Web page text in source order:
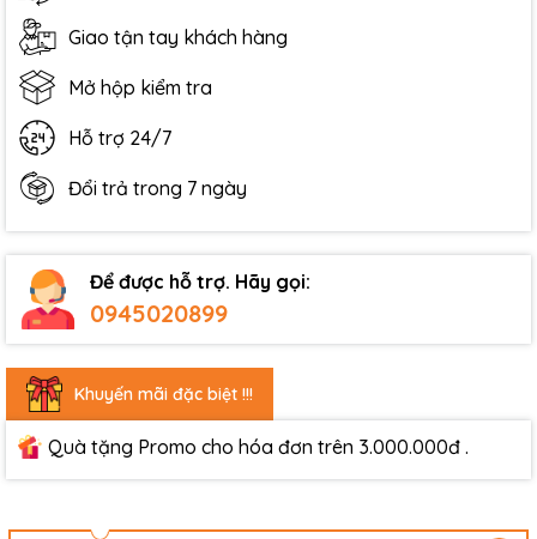
Giao tận tay khách hàng
Mở hộp kiểm tra
Hỗ trợ 24/7
Đổi trả trong 7 ngày
Để được hỗ trợ. Hãy gọi:
0945020899
Khuyến mãi đặc biệt !!!
Quà tặng Promo cho hóa đơn trên 3.000.000đ .